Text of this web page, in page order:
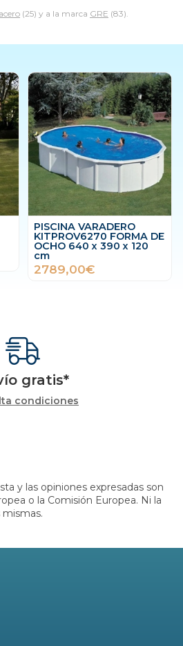
(25) y a la marca GRE (83).
PISCINA VARADERO
KITPROV6270 FORMA DE
OCHO 640 x 390 x 120
cm
2789,00€
gratis*
condiciones
y las opiniones expresadas son
o la Comisión Europea. Ni la
mismas.